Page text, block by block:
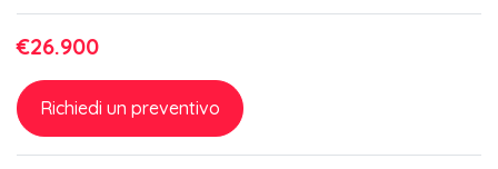
€26.900
Richiedi un preventivo